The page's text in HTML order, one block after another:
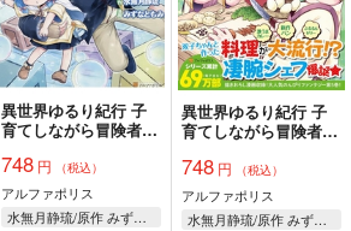
異世界ゆるり紀行 子
育てしながら冒険者し
748 円 （税込）
アルファポリス
水無月静琉/原作 みずなともみ/漫画 やまかわ/キャラクター原案
異世界ゆるり紀行 子
育てしながら冒険者し
748円 （税込）
アルファポリス
水無月静琉/原作 みずなともみ/漫画 やまかわ/キャラクター原案